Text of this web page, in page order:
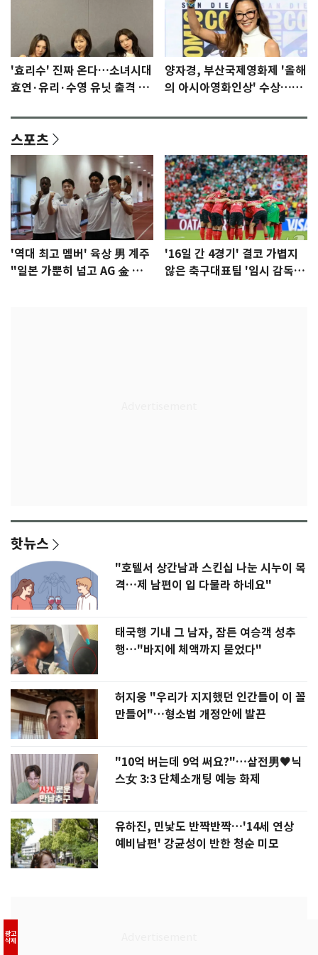
'효리수' 진짜 온다…소녀시대
효연·유리·수영 유닛 출격 [N
양자경, 부산국제영화제 '올해
의 아시아영화인상' 수상…15
스포츠
'역대 최고 멤버' 육상 男 계주
"일본 가뿐히 넘고 AG 金 따겠
'16일 간 4경기' 결코 가볍지
않은 축구대표팀 '임시 감독'
핫뉴스
"호텔서 상간남과 스킨십 나눈 시누이 목
격…제 남편이 입 다물라 하네요"
태국행 기내 그 남자, 잠든 여승객 성추
행…"바지에 체액까지 묻었다"
허지웅 "우리가 지지했던 인간들이 이 꼴
만들어"…형소법 개정안에 발끈
"10억 버는데 9억 써요?"…삼전男♥닉
스女 3:3 단체소개팅 예능 화제
유하진, 민낯도 반짝반짝…'14세 연상
예비남편' 강균성이 반한 청순 미모
광고
삭제